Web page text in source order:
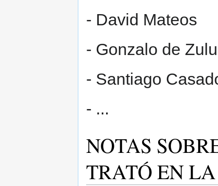
- David Mateos
- Gonzalo de
- Santiago
- ...
NOTAS
TRATÓ EN